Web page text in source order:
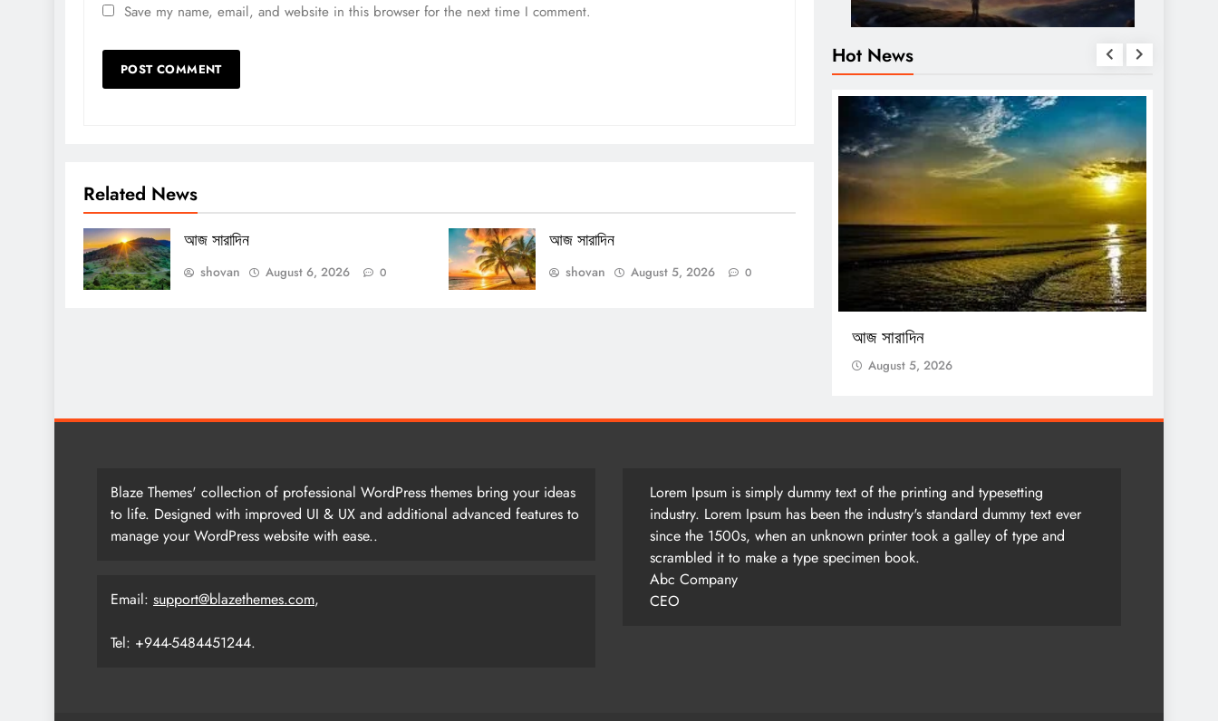
Save my name, email, and website in this browser for the next time I comment.
Related News
আজ সারাদিন
shovan August 6, 2026 0
আজ সারাদিন
shovan August 5, 2026 0
Hot News
আজ সারাদিন
August 5, 2026
Blaze Themes' collection of professional WordPress themes bring your ideas
to life. Designed with improved UI & UX and additional advanced features to
manage your WordPress website with ease..
Email: support@blazethemes.com,
Tel: +944-5484451244.
Lorem Ipsum is simply dummy text of the printing and typesetting
industry. Lorem Ipsum has been the industry's standard dummy text ever
since the 1500s, when an unknown printer took a galley of type and
scrambled it to make a type specimen book.
Abc Company
CEO